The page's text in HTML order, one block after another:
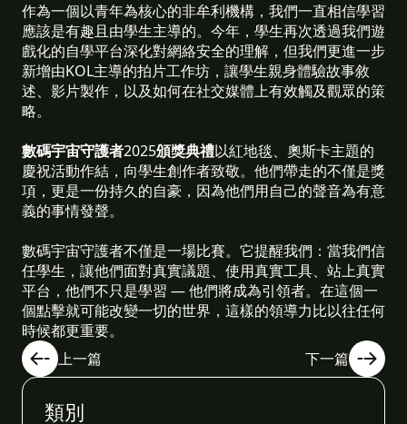
作為一個以青年為核心的非牟利機構，我們一直相信學習
應該是有趣且由學生主導的。今年，學生再次透過我們遊
戲化的自學平台深化對網絡安全的理解，但我們更進一步
新增由KOL主導的拍片工作坊，讓學生親身體驗故事敘
述、影片製作，以及如何在社交媒體上有效觸及觀眾的策
略。
數碼宇宙守護者2025頒獎典禮以紅地毯、奧斯卡主題的
慶祝活動作結，向學生創作者致敬。他們帶走的不僅是獎
項，更是一份持久的自豪，因為他們用自己的聲音為有意
義的事情發聲。
數碼宇宙守護者不僅是一場比賽。它提醒我們：當我們信
任學生，讓他們面對真實議題、使用真實工具、站上真實
平台，他們不只是學習 — 他們將成為引領者。在這個一
個點擊就可能改變一切的世界，這樣的領導力比以往任何
時候都更重要。
上一篇 下一篇
類別